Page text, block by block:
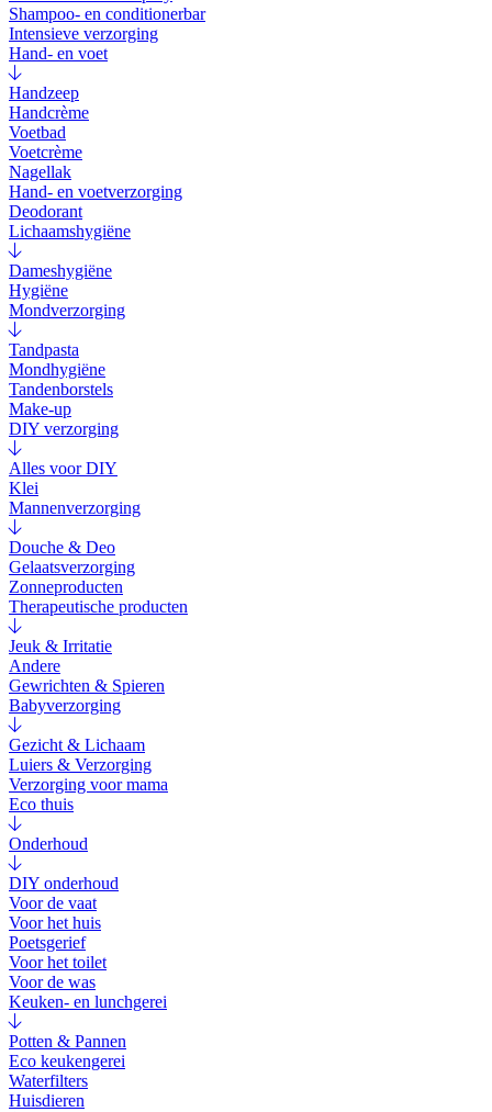
Shampoo- en conditionerbar
Intensieve verzorging
Hand- en voet
Handzeep
Handcrème
Voetbad
Voetcrème
Nagellak
Hand- en voetverzorging
Deodorant
Lichaamshygiëne
Dameshygiëne
Hygiëne
Mondverzorging
Tandpasta
Mondhygiëne
Tandenborstels
Make-up
DIY verzorging
Alles voor DIY
Klei
Mannenverzorging
Douche & Deo
Gelaatsverzorging
Zonneproducten
Therapeutische producten
Jeuk & Irritatie
Andere
Gewrichten & Spieren
Babyverzorging
Gezicht & Lichaam
Luiers & Verzorging
Verzorging voor mama
Eco thuis
Onderhoud
DIY onderhoud
Voor de vaat
Voor het huis
Poetsgerief
Voor het toilet
Voor de was
Keuken- en lunchgerei
Potten & Pannen
Eco keukengerei
Waterfilters
Huisdieren